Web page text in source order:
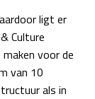
ligt er
Culture
voor de
van 10
als in